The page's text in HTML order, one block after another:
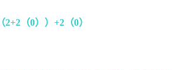
（0））+2（0）